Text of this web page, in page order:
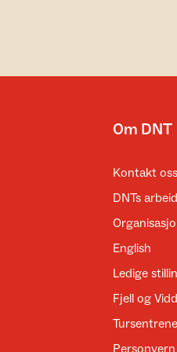
Om DNT
Kontakt oss
DNTs arbeid
English
Ledige
Fjell og
Tursentrene
Personvern